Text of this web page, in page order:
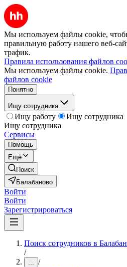
Мы используем файлы cookie,
правильную работу нашего веб-
трафик.
Правила использования файлов
Мы используем файлы cookie.
файлов cookie
Понятно
Ищу сотрудника
Ищу работу
Ищу сотрудника
Ищу сотрудника
Сервисы
Помощь
Ещё
Поиск
Балабаново
Войти
Войти
Зарегистрироваться
Поиск сотрудников в
/
... /